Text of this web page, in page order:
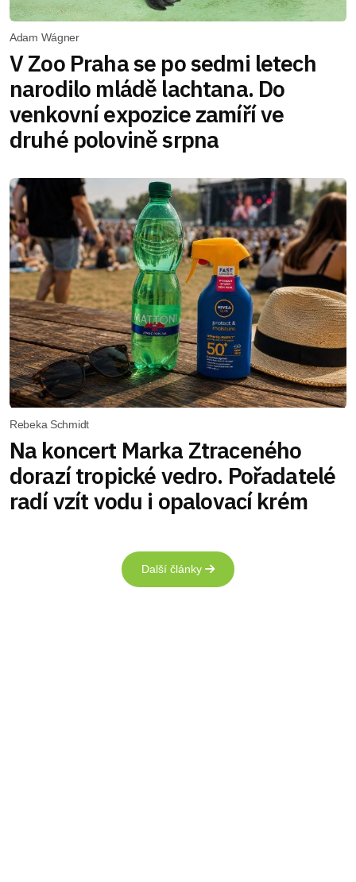
Adam Wágner
V Zoo Praha se po sedmi letech
narodilo mládě lachtana. Do
venkovní expozice zamíří ve
druhé polovině srpna
Rebeka Schmidt
Na koncert Marka Ztraceného
dorazí tropické vedro. Pořadatelé
radí vzít vodu i opalovací krém
Další články